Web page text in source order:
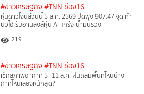
#ข่าวเศรษฐกิจ #TNN ช่อง16
หุ้นดาวโจนส์วันนี้ 5 ส.ค. 2569 ปิดพุ่ง 907.47 จุด ทำ
นิวไฮ รับอานิสงส์หุ้น AI แกร่ง-น้ำมันร่วง
219
#ข่าวเศรษฐกิจ #TNN ช่อง16
เช็กสภาพอากาศ 5–11 ส.ค. ฝนถล่มพื้นที่ไหนบ้าง
ภาคไหนเสี่ยงหนักสุด?